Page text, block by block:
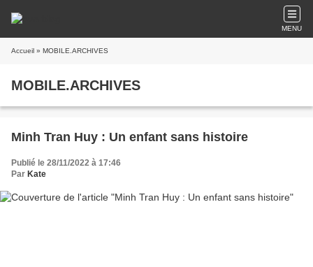
MENU
Accueil » MOBILE.ARCHIVES
MOBILE.ARCHIVES
Minh Tran Huy : Un enfant sans histoire
Publié le 28/11/2022 à 17:46
Par Kate